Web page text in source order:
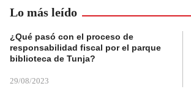
Lo más leído
¿Qué pasó con el proceso de
responsabilidad fiscal por el parque
biblioteca de Tunja?
29/08/2023